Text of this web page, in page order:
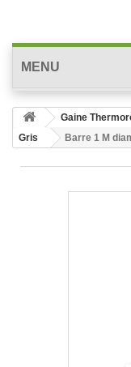
MENU
Gaine
Gris
Barre 1 M